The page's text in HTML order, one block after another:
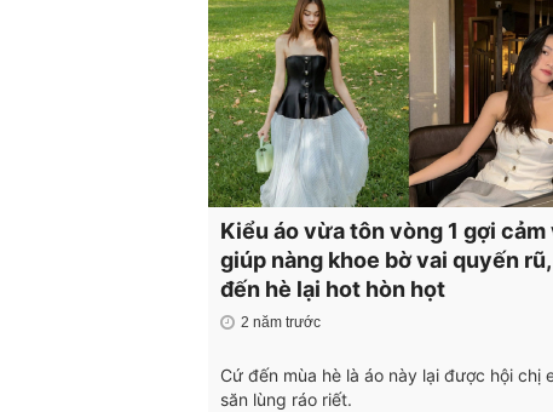
Kiểu áo vừa tôn vòng 1 gợi cảm
giúp nàng khoe bờ vai quyến
đến hè lại hot hòn họt
2 năm trước
Cứ đến mùa hè là áo này lại được hội chị
săn lùng ráo riết.